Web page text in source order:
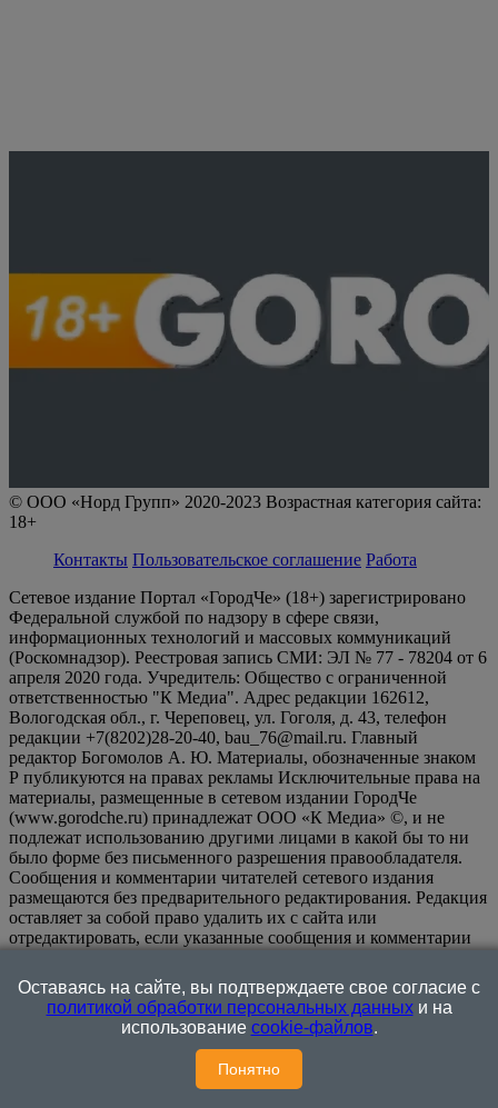
© ООО «Норд Групп» 2020-2023 Возрастная категория сайта:
18+
Контакты Пользовательское соглашение Работа
Сетевое издание Портал «ГородЧе» (18+) зарегистрировано
Федеральной службой по надзору в сфере связи,
информационных технологий и массовых коммуникаций
(Роскомнадзор). Реестровая запись СМИ: ЭЛ № 77 - 78204 от 6
апреля 2020 года. Учредитель: Общество с ограниченной
ответственностью "К Медиа". Адрес редакции 162612,
Вологодская обл., г. Череповец, ул. Гоголя, д. 43, телефон
редакции +7(8202)28-20-40, bau_76@mail.ru. Главный
редактор Богомолов А. Ю. Материалы, обозначенные знаком
Р публикуются на правах рекламы Исключительные права на
материалы, размещенные в сетевом издании ГородЧе
(www.gorodche.ru) принадлежат ООО «К Медиа» ©, и не
подлежат использованию другими лицами в какой бы то ни
было форме без письменного разрешения правообладателя.
Сообщения и комментарии читателей сетевого издания
размещаются без предварительного редактирования. Редакция
оставляет за собой право удалить их с сайта или
отредактировать, если указанные сообщения и комментарии
или нарушением иных требований закона.
информационном ресурсе применяются рекомендательные
технологии (информационные технологии предоставления
информации на основе сбора, систематизации и анализа
сведений, относящихся к предпочтениям пользователей сети
"Интернет", находящихся на территории Российской
Оставаясь на сайте, вы подтверждаете свое согласие с
политикой обработки персональных данныхи на
использование cookie-файлов.
Понятно